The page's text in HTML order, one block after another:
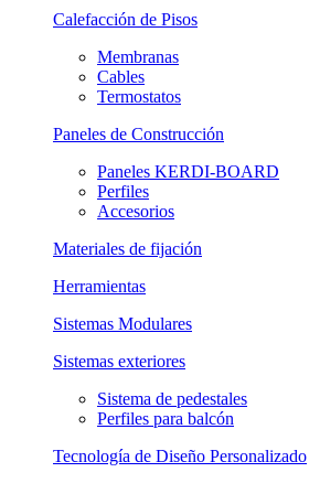
Calefacción de Pisos
Membranas
Cables
Termostatos
Paneles de Construcción
Paneles KERDI-BOARD
Perfiles
Accesorios
Materiales de fijación
Herramientas
Sistemas Modulares
Sistemas exteriores
Sistema de pedestales
Perfiles para balcón
Tecnología de Diseño Personalizado